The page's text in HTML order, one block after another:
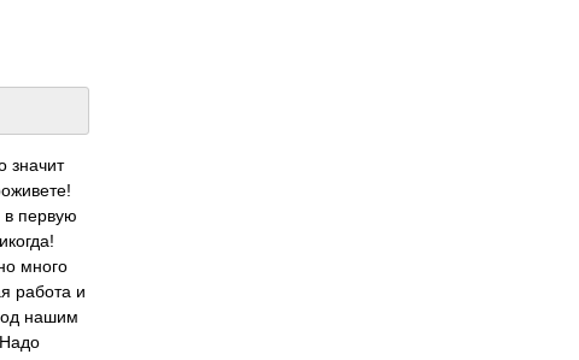
значит
в первую
много
работа и
нашим